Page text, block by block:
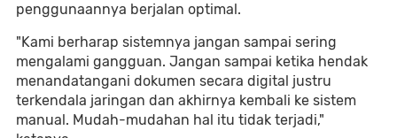
penggunaannya berjalan optimal.
"Kami berharap sistemnya jangan sampai sering
mengalami gangguan. Jangan sampai ketika hendak
menandatangani dokumen secara digital justru
terkendala jaringan dan akhirnya kembali ke sistem
manual. Mudah-mudahan hal itu tidak terjadi,"